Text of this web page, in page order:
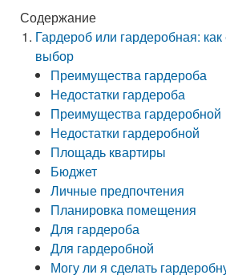
Содержание
Гардероб или гардеробная:
выбор
Преимущества гардероба
Недостатки гардероба
Преимущества гардеробной
Недостатки гардеробной
Площадь квартиры
Бюджет
Личные предпочтения
Планировка помещения
Для гардероба
Для гардеробной
Могу ли я сделать